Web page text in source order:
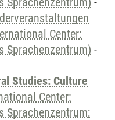
Center:
Sprachenzentrum) -
Studies: Culture
Center:
Sprachenzentrum;